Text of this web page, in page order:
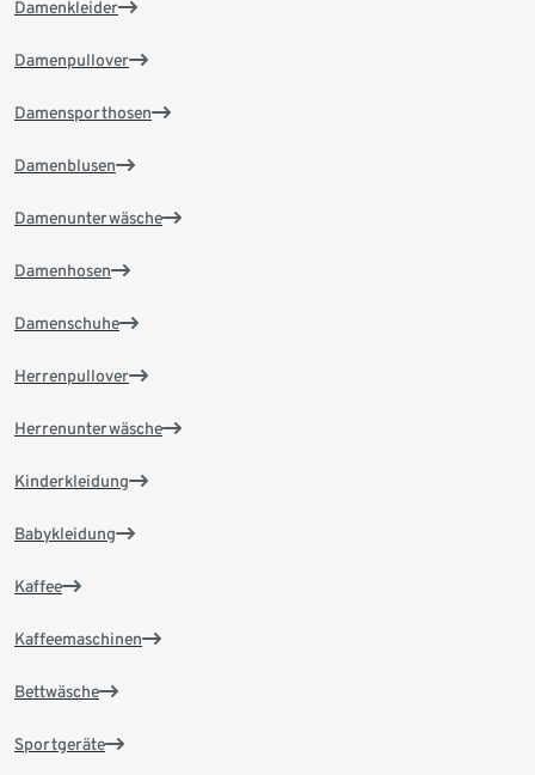
Damenkleider
Damenpullover
Damensporthosen
Damenblusen
Damenunterwäsche
Damenhosen
Damenschuhe
Herrenpullover
Herrenunterwäsche
Kinderkleidung
Babykleidung
Kaffee
Kaffeemaschinen
Bettwäsche
Sportgeräte